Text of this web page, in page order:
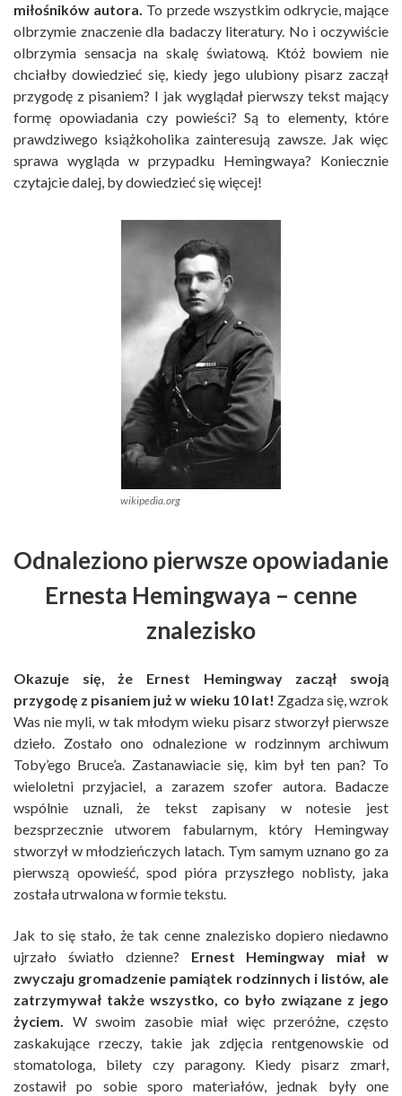
miłośników autora. To przede wszystkim odkrycie, mające
olbrzymie znaczenie dla badaczy literatury. No i oczywiście
olbrzymia sensacja na skalę światową. Któż bowiem nie
chciałby dowiedzieć się, kiedy jego ulubiony pisarz zaczął
przygodę z pisaniem? I jak wyglądał pierwszy tekst mający
formę opowiadania czy powieści? Są to elementy, które
prawdziwego książkoholika zainteresują zawsze. Jak więc
sprawa wygląda w przypadku Hemingwaya? Koniecznie
czytajcie dalej, by dowiedzieć się więcej!
wikipedia.org
Odnaleziono pierwsze opowiadanie
Ernesta Hemingwaya – cenne
znalezisko
Okazuje się, że Ernest Hemingway zaczął swoją
przygodę z pisaniem już w wieku 10 lat! Zgadza się, wzrok
Was nie myli, w tak młodym wieku pisarz stworzył pierwsze
dzieło. Zostało ono odnalezione w rodzinnym archiwum
Toby’ego Bruce’a. Zastanawiacie się, kim był ten pan? To
wieloletni przyjaciel, a zarazem szofer autora. Badacze
wspólnie uznali, że tekst zapisany w notesie jest
bezsprzecznie utworem fabularnym, który Hemingway
stworzył w młodzieńczych latach. Tym samym uznano go za
pierwszą opowieść, spod pióra przyszłego noblisty, jaka
została utrwalona w formie tekstu.
Jak to się stało, że tak cenne znalezisko dopiero niedawno
ujrzało światło dzienne? Ernest Hemingway miał w
zwyczaju gromadzenie pamiątek rodzinnych i listów, ale
zatrzymywał także wszystko, co było związane z jego
życiem.
W swoim zasobie miał więc przeróżne, często
zaskakujące rzeczy, takie jak zdjęcia rentgenowskie od
stomatologa, bilety czy paragony. Kiedy pisarz zmarł,
zostawił po sobie sporo materiałów, jednak były one